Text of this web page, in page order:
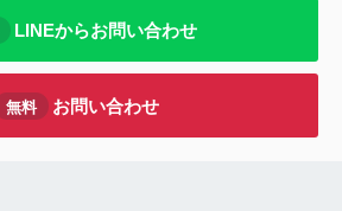
LINEからお問い合わせ
無料 お問い合わせ